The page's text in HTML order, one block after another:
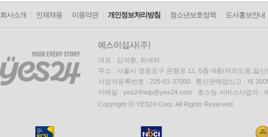
회사소개 인재채용 이용약관 개인정보처리방침 청소년보호정책 도서홍보안내
대표 : 김석환, 최세라
주소 : 서울시 영등포구 은행로 11, 5층~6층(여의도동,일신
사업자등록번호 : 229-81-37000 통신판매업신고 : 제
이메일 : yes24help@yes24.com 호스팅 서비스사업자 :
Copyright ⓒ YES24 Corp. All Rights Reserved.